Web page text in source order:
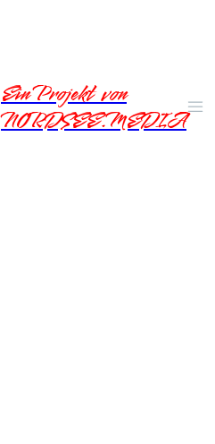
Ein Projekt von
NORDSEE.MEDIA